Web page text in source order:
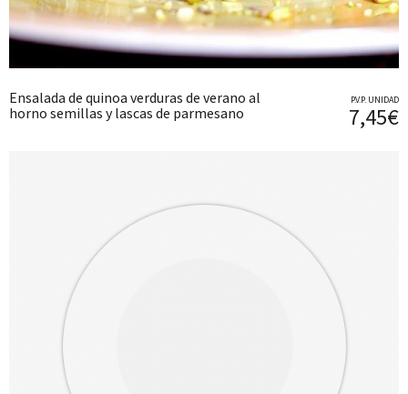
Ensalada de quinoa verduras de verano al
horno semillas y lascas de parmesano
P.V.P. UNIDAD
7,45€